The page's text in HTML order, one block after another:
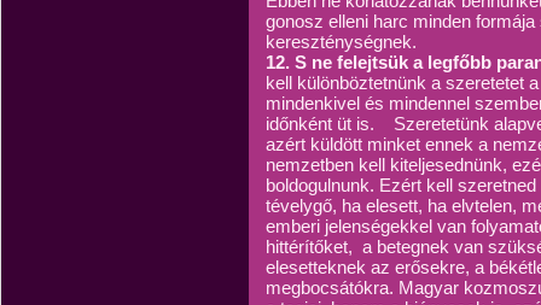
gonosz elleni harc minden
kereszténységnek.
12. S ne felejtsük a legfőbb
kell különböztetnünk a szeretetet
mindenkivel és mindennel
időnként üt is. Szeretetünk
azért küldött minket ennek a
nemzetben kell kiteljesednünk,
boldogulnunk. Ezért kell
tévelygő, ha elesett, ha elvtelen,
emberi jelenségekkel van
hittérítőket, a betegnek van
elesetteknek az erősekre, a
megbocsátókra. Magyar